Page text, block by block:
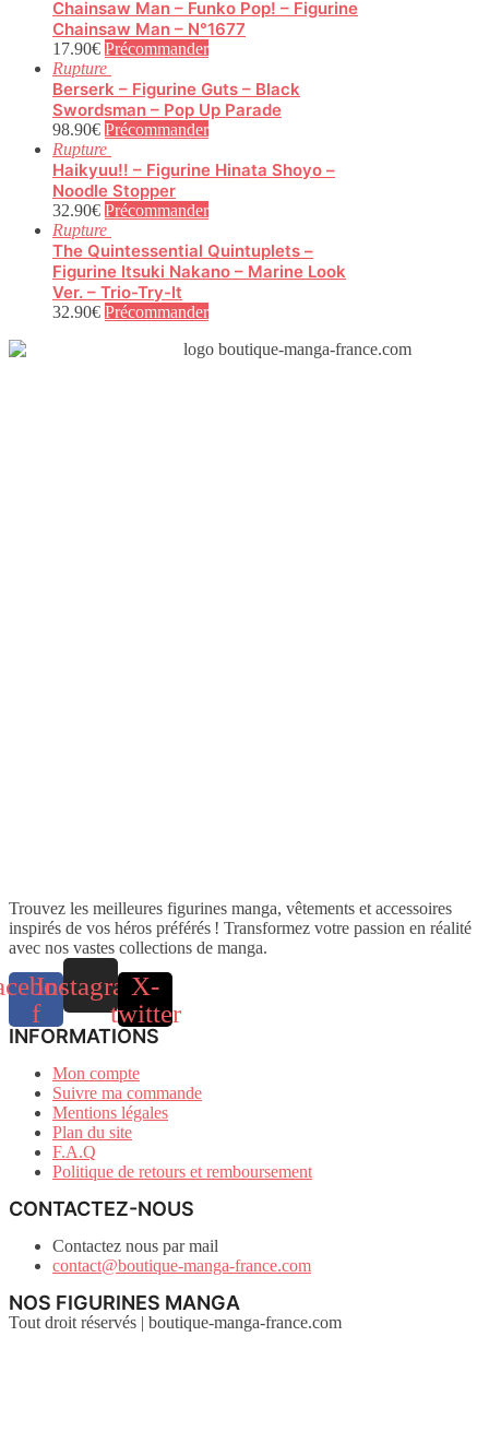
Chainsaw Man – Funko Pop! – Figurine
Chainsaw Man – N°1677
17.90€ Précommander
Rupture
Berserk – Figurine Guts – Black
Swordsman – Pop Up Parade
98.90€ Précommander
Rupture
Haikyuu!! – Figurine Hinata Shoyo –
Noodle Stopper
32.90€ Précommander
Rupture
The Quintessential Quintuplets –
Figurine Itsuki Nakano – Marine Look
Ver. – Trio-Try-It
32.90€ Précommander
Trouvez les meilleures figurines manga, vêtements et accessoires
inspirés de vos héros préférés ! Transformez votre passion en réalité
avec nos vastes collections de manga.
f
InstagramX-
twitter
INFORMATIONS
Mon compte
Suivre ma commande
Mentions légales
Plan du site
F.A.Q
Politique de retours et remboursement
CONTACTEZ-NOUS
Contactez nous par mail
contact@boutique-manga-france.com
NOS FIGURINES MANGA
Tout droit réservés | boutique-manga-france.com